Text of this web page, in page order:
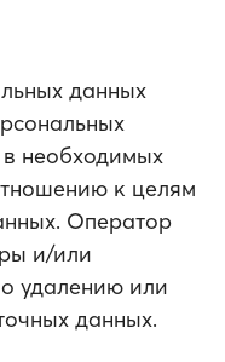
данных
в необходимых
к целям
Оператор
и/или
удалению или
данных.